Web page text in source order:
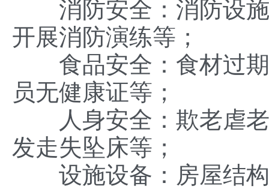
消防安全：消防设施
开展消防演练等；
食品安全：食材过期
员无健康证等；
人身安全：欺老虐老
发走失坠床等；
设施设备：房屋结构